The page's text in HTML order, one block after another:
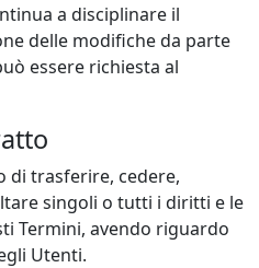
a disciplinare il
delle modifiche da parte
essere richiesta al
di trasferire, cedere,
singoli o tutti i diritti e le
Termini, avendo riguardo
Utenti.